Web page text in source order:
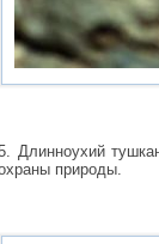
Длинноухий
природы.